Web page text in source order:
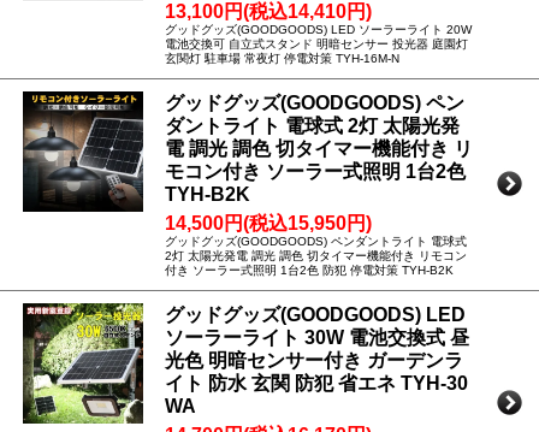
13,100円(税込14,410円)
グッドグッズ(GOODGOODS) LED ソーラーライト 20W
電池交換可 自立式スタンド 明暗センサー 投光器 庭園灯
玄関灯 駐車場 常夜灯 停電対策 TYH-16M-N
グッドグッズ(GOODGOODS) ペン
ダントライト 電球式 2灯 太陽光発
電 調光 調色 切タイマー機能付き リ
モコン付き ソーラー式照明 1台2色
TYH-B2K
14,500円(税込15,950円)
グッドグッズ(GOODGOODS) ペンダントライト 電球式
2灯 太陽光発電 調光 調色 切タイマー機能付き リモコン
付き ソーラー式照明 1台2色 防犯 停電対策 TYH-B2K
グッドグッズ(GOODGOODS) LED
ソーラーライト 30W 電池交換式 昼
光色 明暗センサー付き ガーデンラ
イト 防水 玄関 防犯 省エネ TYH-30
WA